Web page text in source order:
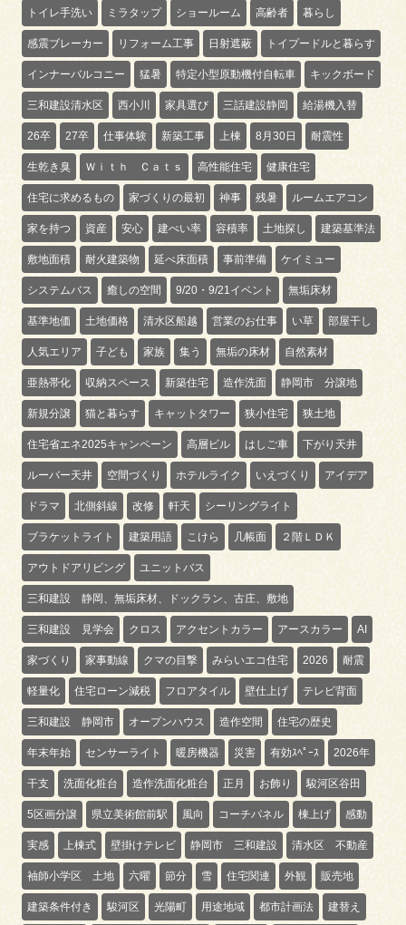
トイレ手洗い ミラタップ ショールーム 高齢者 暮らし
感震ブレーカー リフォーム工事 日射遮蔽 トイプードルと暮らす
インナーバルコニー 猛暑 特定小型原動機付自転車 キックボード
三和建設清水区 西小川 家具選び 三話建設静岡 給湯機入替
26卒 27卒 仕事体験 新築工事 上棟 8月30日 耐震性
生乾き臭 Ｗｉｔｈ Ｃａｔｓ 高性能住宅 健康住宅
住宅に求めるもの 家づくりの最初 神事 残暑 ルームエアコン
家を持つ 資産 安心 建ぺい率 容積率 土地探し 建築基準法
敷地面積 耐火建築物 延べ床面積 事前準備 ケイミュー
システムバス 癒しの空間 9/20・9/21イベント 無垢床材
基準地価 土地価格 清水区船越 営業のお仕事 い草 部屋干し
人気エリア 子ども 家族 集う 無垢の床材 自然素材
亜熱帯化 収納スペース 新築住宅 造作洗面 静岡市 分譲地
新規分譲 猫と暮らす キャットタワー 狭小住宅 狭土地
住宅省エネ2025キャンペーン 高層ビル はしご車 下がり天井
ルーバー天井 空間づくり ホテルライク いえづくり アイデア
ドラマ 北側斜線 改修 軒天 シーリングライト
ブラケットライト 建築用語 こけら 几帳面 ２階ＬＤＫ
アウトドアリビング ユニットバス
三和建設 静岡、無垢床材、ドックラン、古庄、敷地
三和建設 見学会 クロス アクセントカラー アースカラー AI
家づくり 家事動線 クマの目撃 みらいエコ住宅 2026 耐震
軽量化 住宅ローン減税 フロアタイル 壁仕上げ テレビ背面
三和建設 静岡市 オープンハウス 造作空間 住宅の歴史
年末年始 センサーライト 暖房機器 災害 有効ｽﾍﾟｰｽ 2026年
干支 洗面化粧台 造作洗面化粧台 正月 お飾り 駿河区谷田
5区画分譲 県立美術館前駅 風向 コーチパネル 棟上げ 感動
実感 上棟式 壁掛けテレビ 静岡市 三和建設 清水区 不動産
袖師小学区 土地 六曜 節分 雪 住宅関連 外観 販売地
建築条件付き 駿河区 光陽町 用途地域 都市計画法 建替え